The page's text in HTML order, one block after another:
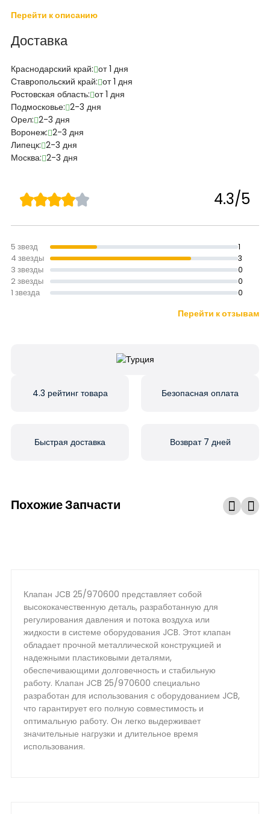
Перейти к описанию
Доставка
Краснодарский край: от 1 дня
Ставропольский край: от 1 дня
Ростовская область: от 1 дня
Подмосковье: 2-3 дня
Орел: 2-3 дня
Воронеж: 2-3 дня
Липецк: 2-3 дня
Москва: 2-3 дня
4.3/5
5 звезд 1
4 звезды 3
3 звезды 0
2 звезды 0
1 звезда 0
Перейти к отзывам
4.3 рейтинг товара Безопасная оплата
Быстрая доставка Возврат 7 дней
Похожие Запчасти
Клапан JCB 25/970600 представляет собой
высококачественную деталь, разработанную для
регулирования давления и потока воздуха или
жидкости в системе оборудования JCB. Этот клапан
обладает прочной металлической конструкцией и
надежными пластиковыми деталями,
обеспечивающими долговечность и стабильную
работу. Клапан JCB 25/970600 специально
разработан для использования с оборудованием JCB,
что гарантирует его полную совместимость и
оптимальную работу. Он легко выдерживает
значительные нагрузки и длительное время
использования.